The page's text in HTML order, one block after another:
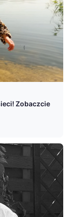
Zobaczcie